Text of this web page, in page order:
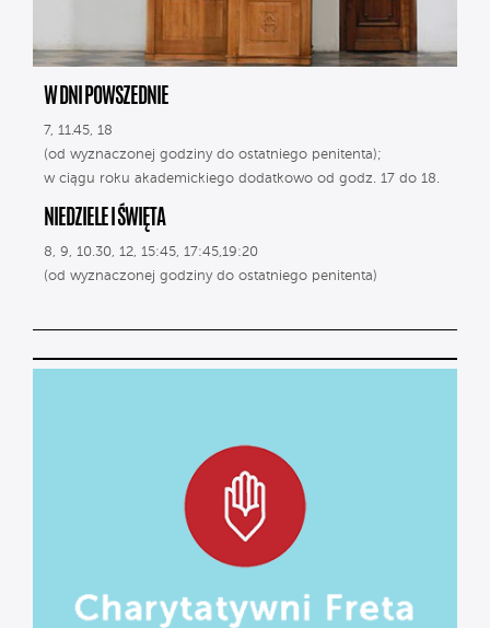
W DNI POWSZEDNIE
7, 11.45, 18
(od wyznaczonej godziny do ostatniego penitenta);
w ciągu roku akademickiego dodatkowo od godz. 17 do 18.
NIEDZIELE I ŚWIĘTA
8, 9, 10.30, 12, 15:45, 17:45,19:20
(od wyznaczonej godziny do ostatniego penitenta)